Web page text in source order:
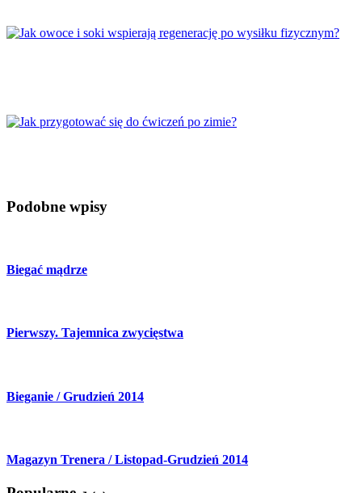
Podobne wpisy
Biegać mądrze
Pierwszy. Tajemnica zwycięstwa
Bieganie / Grudzień 2014
Magazyn Trenera / Listopad-Grudzień 2014